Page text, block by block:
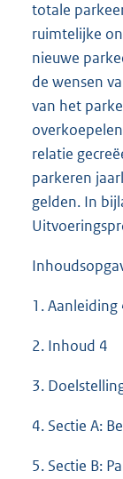
totale
ruimtelijke
nieuwe
de wensen
van het
relatie
parkeren
gelden. In
1. Aanleiding
2. Inhoud 4
3.
4. Sectie A:
5. Sectie B: